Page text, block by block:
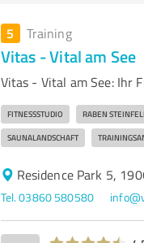
5 Training
Vitas - Vital am See
Vitas - Vital am See: Ihr
FITNESSSTUDIO RABEN
SAUNALANDSCHAFT
Residence Park 5,
Tel. 03860 580580